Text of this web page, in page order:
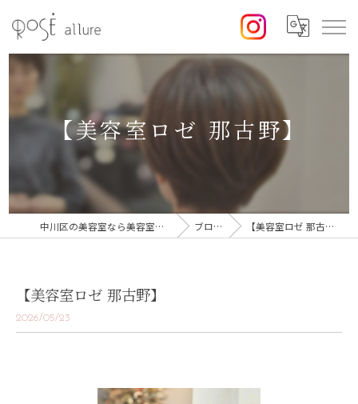
【美容室ロゼ 那古野】
中川区の美容室なら美容室ロゼ ブログ 【美容室ロゼ 那古野】
【美容室ロゼ 那古野】
2026/05/23